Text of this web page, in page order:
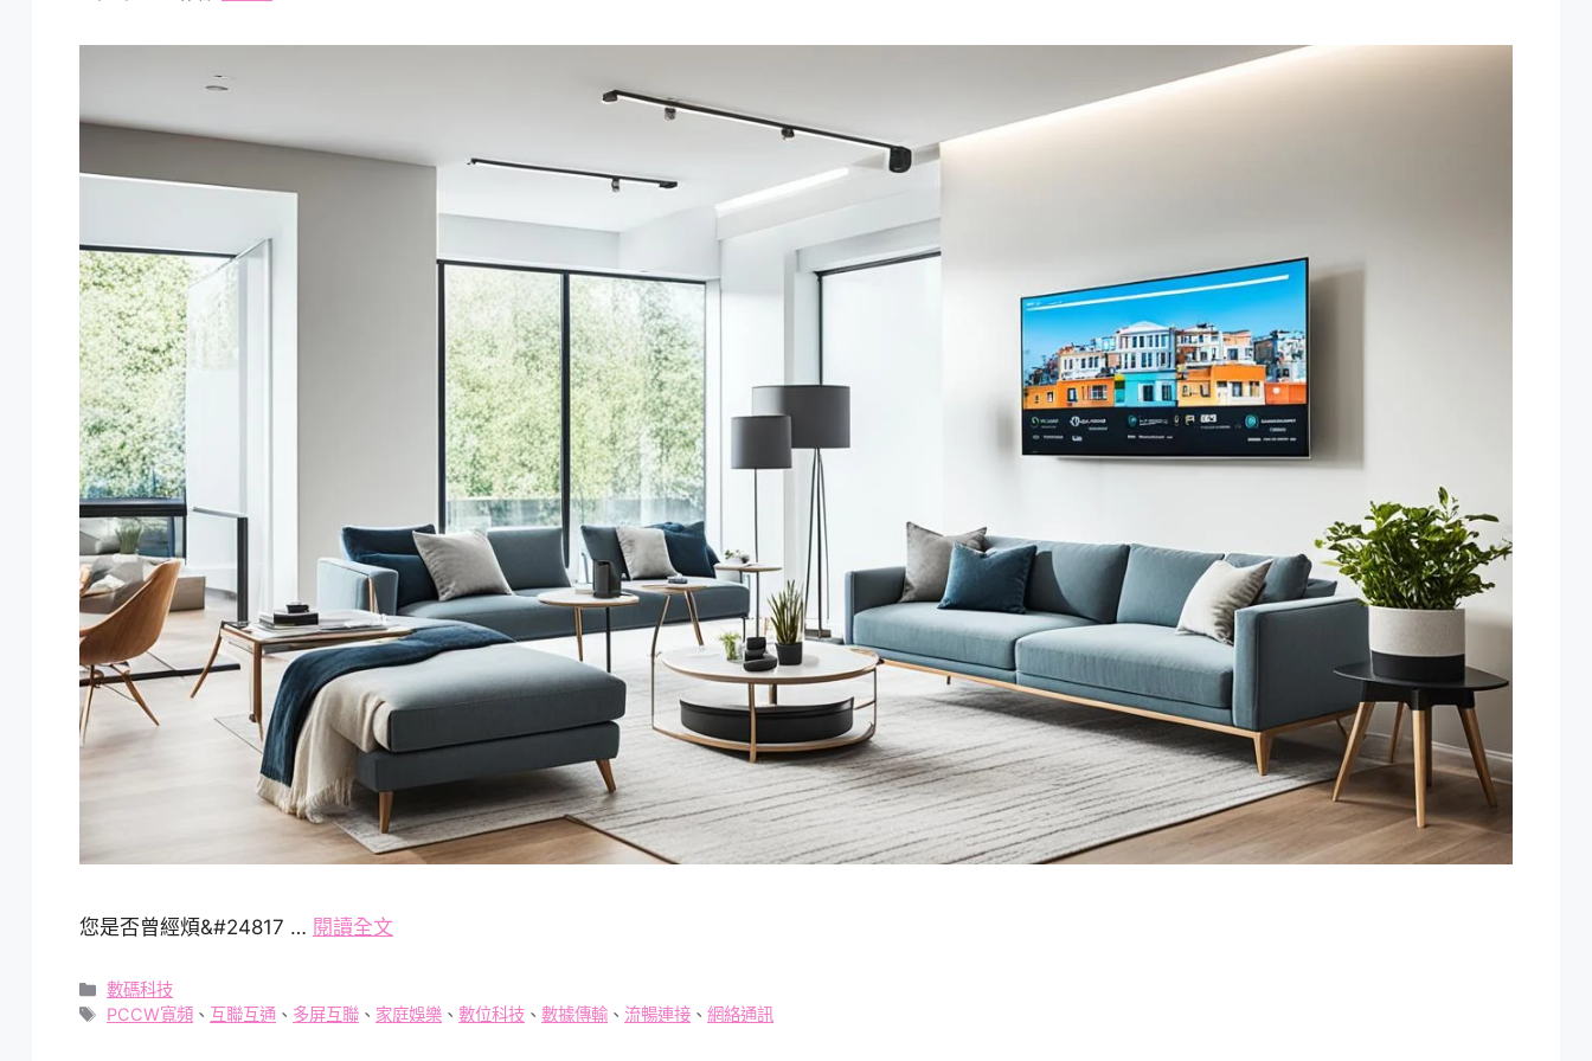
您是否曾經煩&#24817 … 閱讀全文
分
類
數碼科技
標
PCCW寬頻 、 互聯互通 、 多屏互聯 、 家庭娛樂 、數位科技 、數據傳輸 、流暢連接 、網絡通訊